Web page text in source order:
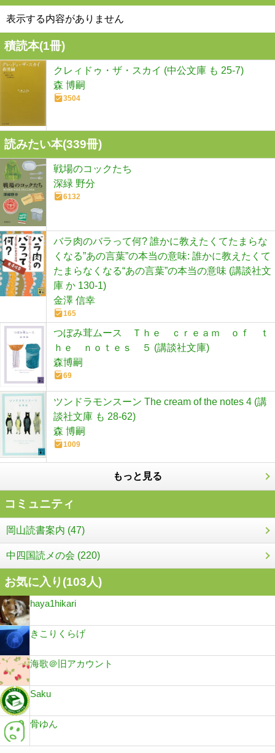
表示する内容がありません
積読本(1冊)
クレィドゥ・ザ・スカイ (中公文庫 も 25-7)
森 博嗣
3504
読みたい本(339冊)
戦場のコックたち
深緑 野分
6132
バラ肉のバラって何? 誰かに教えたくてたまらな
くなる”あの言葉”の本当の意味: 誰かに教えたくて
たまらなくなる“あの言葉”の本当の意味 (講談社文
庫 か 130-1)
金澤 信幸
165
つぼみ茸ムース Ｔｈｅ ｃｒｅａｍ ｏｆ ｔ
ｈｅ ｎｏｔｅｓ ５ (講談社文庫)
森博嗣
69
ツンドラモンスーン The cream of the notes 4 (講
談社文庫 も 28-62)
森 博嗣
1009
もっと見る
コミュニティ
岡山読書案内 (47)
中四国読メの会 (220)
お気に入り(103人)
haya1hikari
きこりくらげ
海歌＠旧アカウント
Saku
骨ゆん